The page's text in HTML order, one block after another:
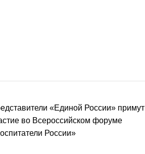
«Единой России» примут
во Всероссийском форуме
России»